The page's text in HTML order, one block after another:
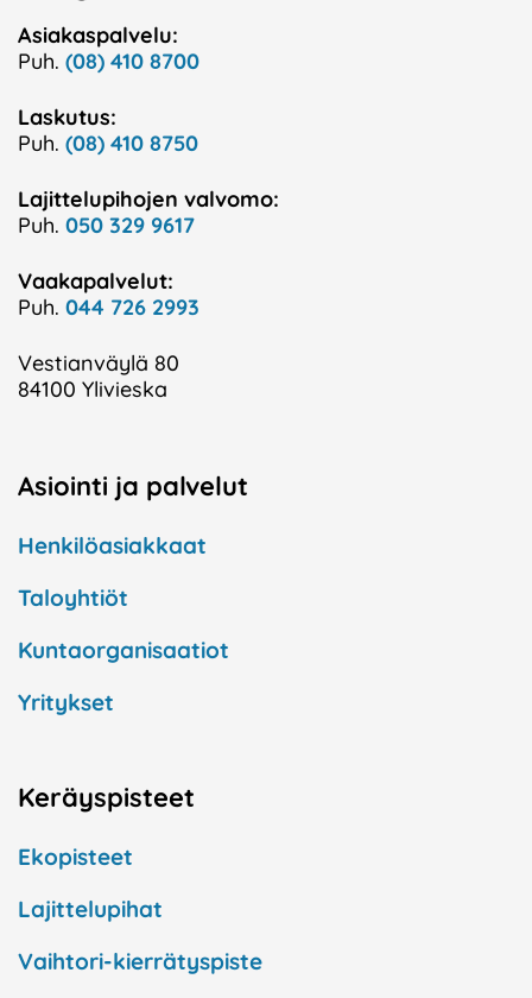
Asiakaspalvelu:
Puh. (08) 410 8700
Laskutus:
Puh. (08) 410 8750
Lajittelupihojen valvomo:
Puh. 050 329 9617
Vaakapalvelut:
Puh. 044 726 2993
Vestianväylä 80
84100 Ylivieska
Asiointi ja palvelut
Henkilöasiakkaat
Taloyhtiöt
Kuntaorganisaatiot
Yritykset
Keräyspisteet
Ekopisteet
Lajittelupihat
Vaihtori-kierrätyspiste